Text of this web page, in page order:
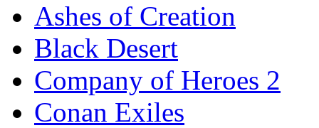
Ashes of Creation
Black Desert
Company of Heroes 2
Conan Exiles